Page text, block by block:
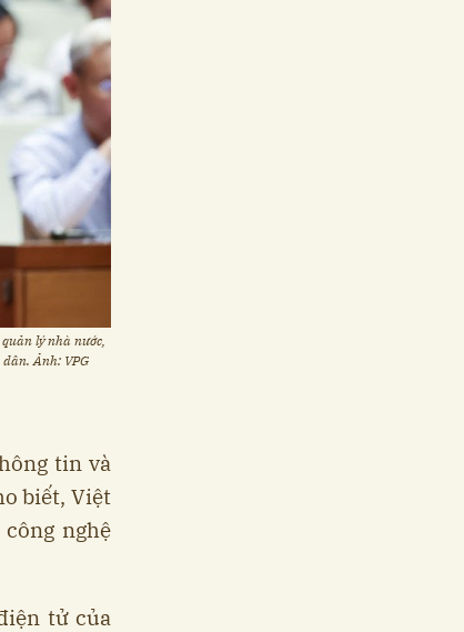
lý nhà nước,
Ảnh: VPG
tin và
biết, Việt
nghệ
tử của